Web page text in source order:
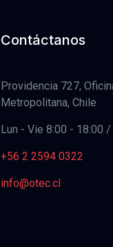
Contáctanos
Providencia 727,
Metropolitana, Chile
Lun - Vie 8:00 - 18:00
+56 2 2594 0322
info@otec.cl